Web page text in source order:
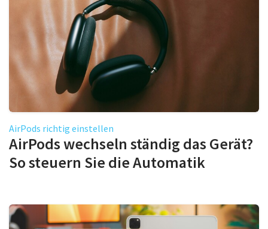
AirPods richtig einstellen
AirPods wechseln ständig das Gerät?
So steuern Sie die Automatik